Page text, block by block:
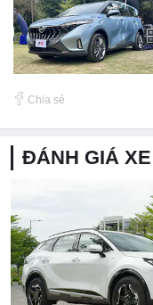
Chia sẻ
ĐÁNH GIÁ XE